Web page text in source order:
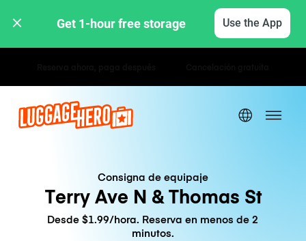
Get 1-hour free storage Use the App
Consigna de equipaje
Terry Ave N & Thomas St
Desde $1.99/hora. Reserva en menos de 2
minutos.